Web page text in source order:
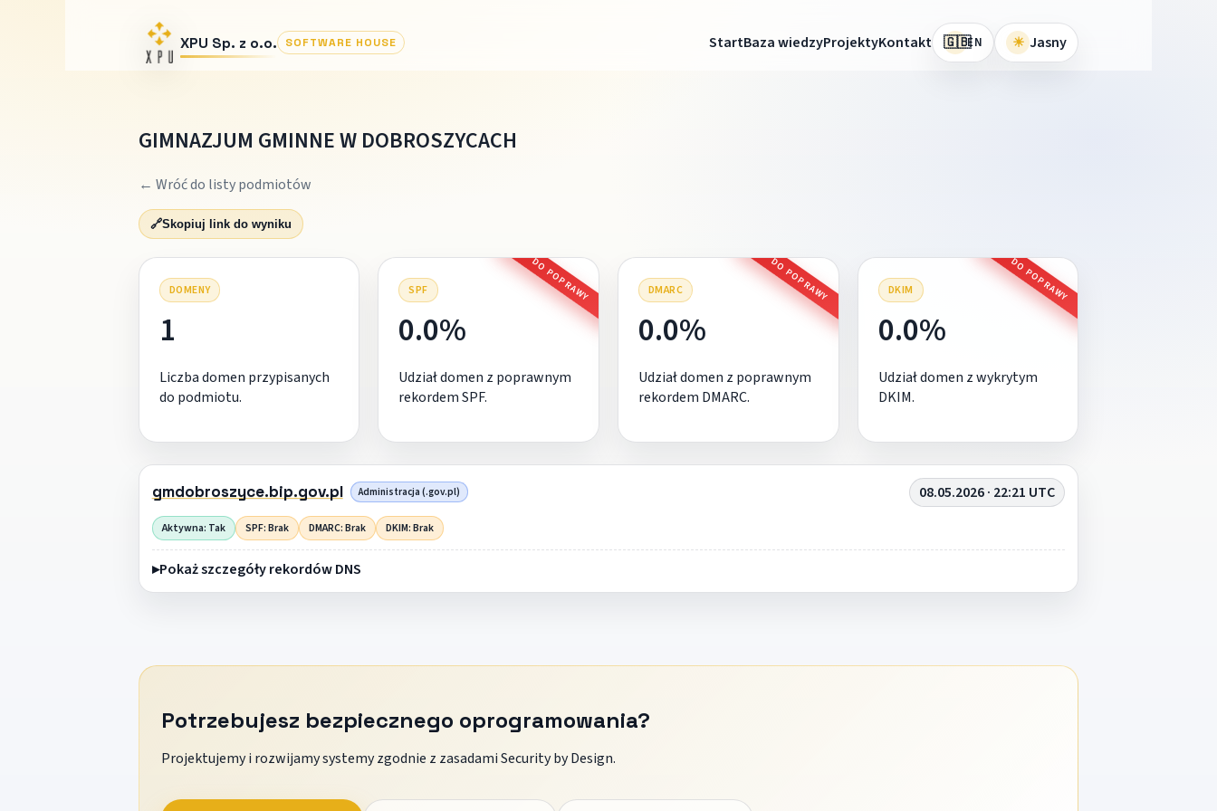
XPU Sp. z o.o. SOFTWARE HOUSE StartBaza wiedzyProjektyKontakt 🇬🇧EN ☀ Jasny
GIMNAZJUM GMINNE W DOBROSZYCACH
← Wróć do listy podmiotów
🔗Skopiuj link do wyniku
DOMENY
1
Liczba domen przypisanych
do podmiotu.
SPF DO POPRAWY
0.0%
Udział domen z poprawnym
rekordem SPF.
DMARC DO POPRAWY
0.0%
Udział domen z poprawnym
rekordem DMARC.
DKIM DO POPRAWY
0.0%
Udział domen z wykrytym
DKIM.
gmdobroszyce.bip.gov.pl Administracja (.gov.pl) 08.05.2026 · 22:21 UTC
Aktywna: Tak SPF: Brak DMARC: Brak DKIM: Brak
Pokaż szczegóły rekordów DNS
Potrzebujesz bezpiecznego oprogramowania?
Projektujemy i rozwijamy systemy zgodnie z zasadami Security by Design.